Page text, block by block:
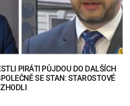
PIRÁTI PŮJDOU DO DALŠÍCH
SE STAN: STAROSTOVÉ